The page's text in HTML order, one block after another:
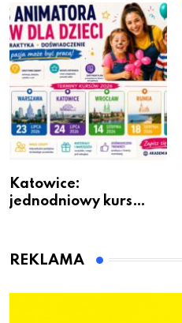
Katowice:
jednodniowy kurs
dzieci
REKLAMA